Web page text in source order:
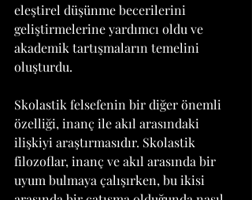
eleştirel düşünme becerilerini
geliştirmelerine yardımcı oldu ve
akademik tartışmaların temelini
oluşturdu.
Skolastik felsefenin bir diğer önemli
özelliği, inanç ile akıl arasındaki
ilişkiyi araştırmasıdır. Skolastik
filozoflar, inanç ve akıl arasında bir
uyum bulmaya çalışırken, bu ikisi